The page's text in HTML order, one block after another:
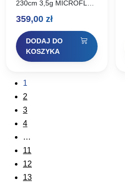
230cm 3,5g MICROFLEX
– wędka superlekka, z
przeznaczona do technik
light i ultralight.
Zachowuje…
359,00 zł
DODAJ DO
KOSZYKA
1
2
3
4
…
11
12
13